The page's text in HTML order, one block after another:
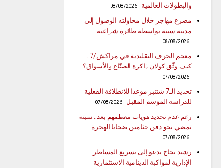
والبطولات العالمية
08/08/2026
مصرع مهاجر خلال محاولته الوصول إلى
مدينة سبتة بواسطة طائرة شراعية
08/08/2026
معجم الحرف التقليدية في مراكش/7..
كيف وثّق كولان ذاكرة الصنّاع والأسواق؟
07/08/2026
تحديد الـ7 شتنبر موعدا للانطلاقة الفعلية
للدراسة الموسم المقبل
07/08/2026
رغم عدم تحديد هويات معظمهم بعد.. سبتة
تمضي نحو دفن جثامين ضحايا الهجرة
07/08/2026
رشيد نجاح يدعو إلى تسريع المساطر
الإدارية لمواكبة الدينامية الاستثمارية